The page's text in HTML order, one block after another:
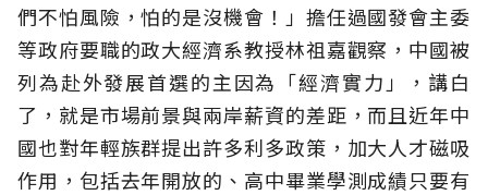
們不怕風險，怕的是沒機會！」擔任過國發會主委
等政府要職的政大經濟系教授林祖嘉觀察，中國被
列為赴外發展首選的主因為「經濟實力」，講白
了，就是市場前景與兩岸薪資的差距，而且近年中
國也對年輕族群提出許多利多政策，加大人才磁吸
作用，包括去年開放的、高中畢業學測成績只要有